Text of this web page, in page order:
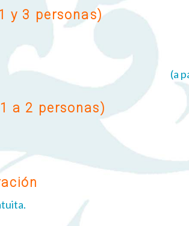
y 3 personas)
(a
a 2 personas)